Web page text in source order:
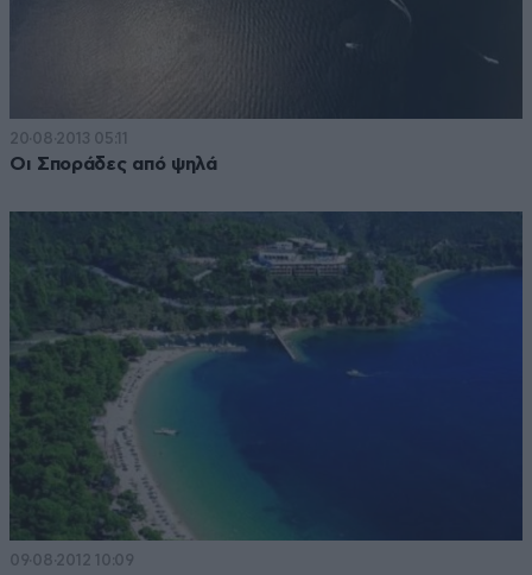
20·08·2013 05:11
Οι Σποράδες από ψηλά
09·08·2012 10:09